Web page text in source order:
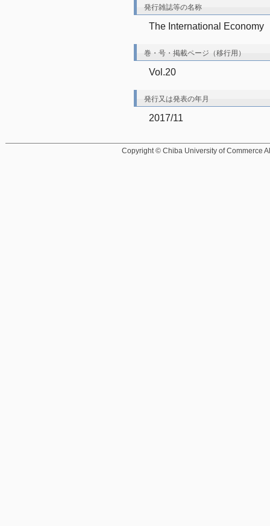
発行雑誌等の名称
The International Economy
巻・号・掲載ページ（移行用）
Vol.20
発行又は発表の年月
2017/11